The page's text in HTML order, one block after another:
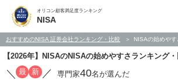
オリコン顧客満足度ランキング
NISA
おすすめのNISA 証券会社ランキング・比較 NISAの始めやす
【2026年】NISAのNISAの始めやすさランキング
／ 最 新 ／ 専門家40名が選んだ